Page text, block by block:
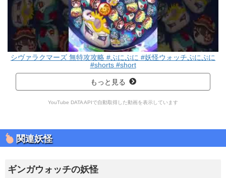
シヴァラクマーズ 無特攻攻略 #ぷにぷに #妖怪ウォッチぷにぷに
#shorts #short
もっと見る
YouTube DATA APIで自動取得した動画を表示しています
関連妖怪
ギンガウォッチの妖怪